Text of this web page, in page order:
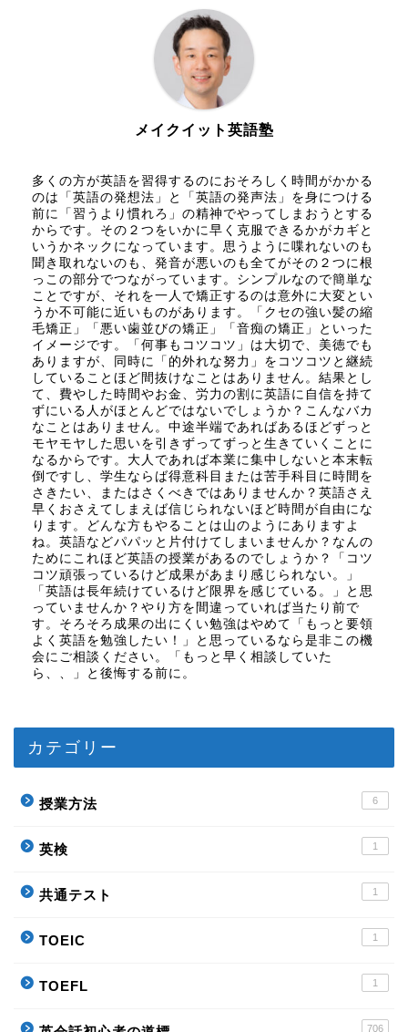
メイクイット英語塾
多くの方が英語を習得するのにおそろしく時間がかかる
のは「英語の発想法」と「英語の発声法」を身につける
前に「習うより慣れろ」の精神でやってしまおうとする
からです。その２つをいかに早く克服できるかがカギと
いうかネックになっています。思うように喋れないのも
聞き取れないのも、発音が悪いのも全てがその２つに根
っこの部分でつながっています。シンプルなので簡単な
ことですが、それを一人で矯正するのは意外に大変とい
うか不可能に近いものがあります。「クセの強い髪の縮
毛矯正」「悪い歯並びの矯正」「音痴の矯正」といった
イメージです。「何事もコツコツ」は大切で、美徳でも
ありますが、同時に「的外れな努力」をコツコツと継続
していることほど間抜けなことはありません。結果とし
て、費やした時間やお金、労力の割に英語に自信を持て
ずにいる人がほとんどではないでしょうか？こんなバカ
なことはありません。中途半端であればあるほどずっと
モヤモヤした思いを引きずってずっと生きていくことに
なるからです。大人であれば本業に集中しないと本末転
倒ですし、学生ならば得意科目または苦手科目に時間を
さきたい、またはさくべきではありませんか？英語さえ
早くおさえてしまえば信じられないほど時間が自由にな
ります。どんな方もやることは山のようにありますよ
ね。英語などパパッと片付けてしまいませんか？なんの
ためにこれほど英語の授業があるのでしょうか？「コツ
コツ頑張っているけど成果があまり感じられない。」
「英語は長年続けているけど限界を感じている。」と思
っていませんか？やり方を間違っていれば当たり前で
す。そろそろ成果の出にくい勉強はやめて「もっと要領
よく英語を勉強したい！」と思っているなら是非この機
会にご相談ください。「もっと早く相談していた
ら、、」と後悔する前に。
カテゴリー
授業方法 6
英検 1
共通テスト 1
TOEIC 1
TOEFL 1
706